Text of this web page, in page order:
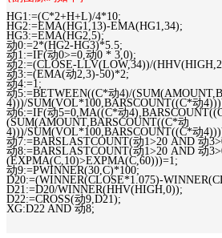
HG1:=(C*2+H+L)/4*10;
HG2:=EMA(HG1,13)-EMA(HG1,34);
HG3:=EMA(HG2,5);
动0:=2*(HG2-HG3)*5.5;
动1:=IF(动0>=0,动0 * 3,0);
动2:=(CLOSE-LLV(LOW,34))/
动3:=(EMA(动2,3)-50)*2;
动4:=1;
动5:=BETWEEN((C*动4)/
4)))/SUM(VOL*100,BARSCOUNT((C*动
动6:=IF(动5=0,MA((C*动
(SUM(AMOUNT,BARSCOUNT((C*动
4)))/SUM(VOL*100,BARSCOUNT((C*动
动7:=BARSLASTCOUNT(动1>20 AND 动
动8:=BARSLASTCOUNT(动1>20 AND 动
(EXPMA(C,10)>EXPMA(C,60)))=1;
动9:=PWINNER(30,C)*100;
D20:=(WINNER(CLOSE*1.075)-
D21:=D20/WINNER(HHV(HIGH,0));
D22:=CROSS(动9,D21);
XG:D22 AND 动8;